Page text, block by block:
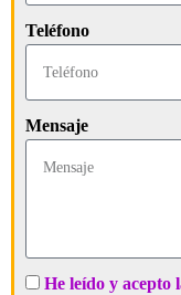
Teléfono
Mensaje
He leído y acepto